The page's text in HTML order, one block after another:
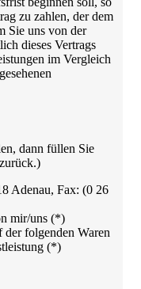
zu zahlen, der dem
Sie uns von der
dieses Vertrags
im Vergleich
dann füllen Sie
Adenau, Fax: (0 26
mir/uns (*)
der folgenden Waren
(*)